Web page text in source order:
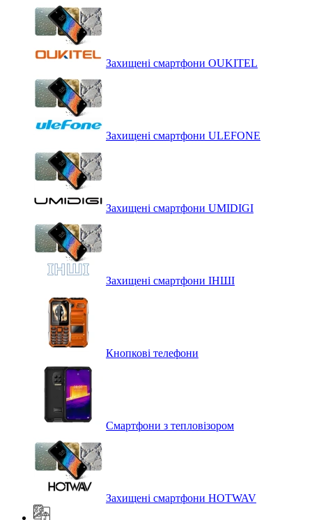
Захищені смартфони OUKITEL
Захищені смартфони ULEFONE
Захищені смартфони UMIDIGI
Захищені смартфони ІНШІ
Кнопкові телефони
Смартфони з тепловізором
Захищені смартфони HOTWAV